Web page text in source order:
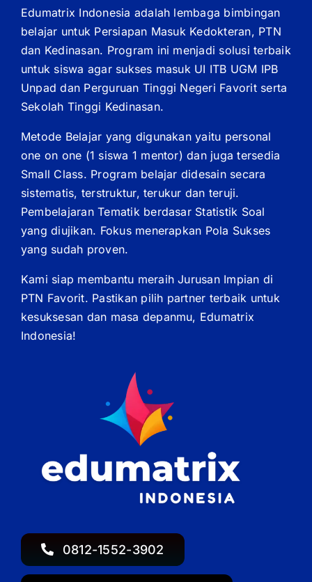
0812-1552-3902
Edumatrix Indonesia adalah lembaga bimbingan
belajar untuk Persiapan Masuk Kedokteran, PTN
dan Kedinasan. Program ini menjadi solusi terbaik
untuk siswa agar sukses masuk UI ITB UGM IPB
Unpad dan Perguruan Tinggi Negeri Favorit serta
Sekolah Tinggi Kedinasan.
Metode Belajar yang digunakan yaitu personal
one on one (1 siswa 1 mentor) dan juga tersedia
Small Class. Program belajar didesain secara
sistematis, terstruktur, terukur dan teruji.
Pembelajaran Tematik berdasar Statistik Soal
yang diujikan. Fokus menerapkan Pola Sukses
yang sudah proven.
Kami siap membantu meraih Jurusan Impian di
PTN Favorit. Pastikan pilih partner terbaik untuk
kesuksesan dan masa depanmu, Edumatrix
Indonesia!